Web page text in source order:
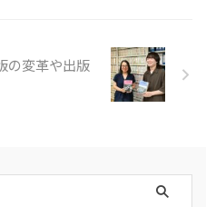
の変革や出版